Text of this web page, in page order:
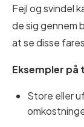
Fejl og svindel
de sig gennem
at se disse
Eksempler på
Store eller